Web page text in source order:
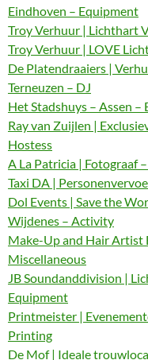
Eindhoven – Equipment
Troy Verhuur | Lichthart
Troy Verhuur | LOVE
De Platendraaiers |
Terneuzen – DJ
Het Stadshuys – Assen –
Ray van Zuijlen |
Hostess
A La Patricia | Fotograaf
Taxi DA |
Dol Events | Save the
Wijdenes – Activity
Make-Up and Hair Artist
Miscellaneous
JB Soundanddivision |
Equipment
Printmeister |
Printing
De Mof | Ideale